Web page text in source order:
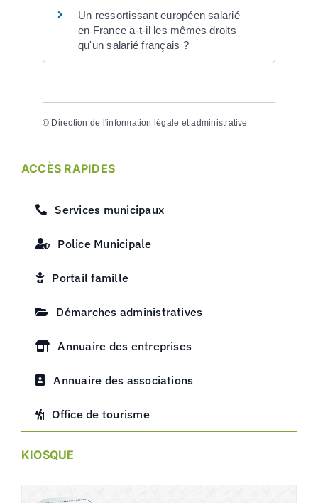
Un ressortissant européen salarié
en France a-t-il les mêmes droits
qu'un salarié français ?
© Direction de l'information légale et administrative
ACCÈS RAPIDES
Services municipaux
Police Municipale
Portail famille
Démarches administratives
Annuaire des entreprises
Annuaire des associations
Office de tourisme
KIOSQUE